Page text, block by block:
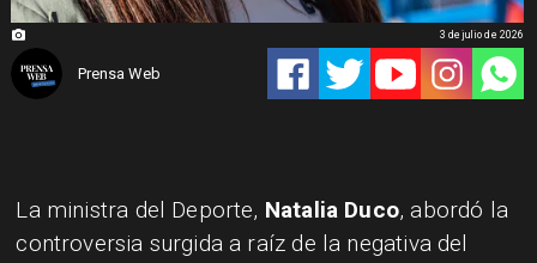
Prensa Web
3 de julio de 2026
La ministra del Deporte, Natalia Duco, abordó la
controversia surgida a raíz de la negativa del